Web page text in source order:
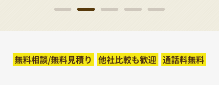
無料相談/無料見積り 他社比較も歓迎 通話料無料